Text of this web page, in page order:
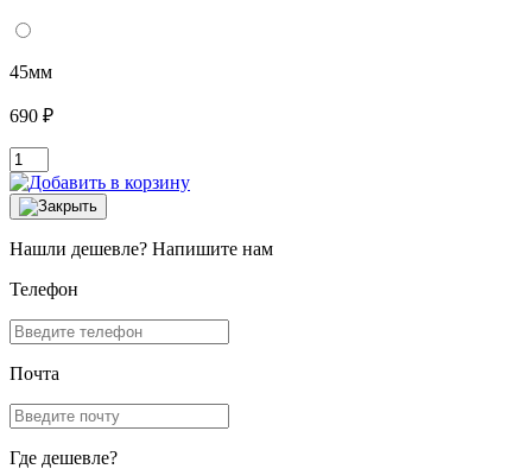
45мм
690 ₽
Нашли дешевле? Напишите нам
Телефон
Почта
Где дешевле?